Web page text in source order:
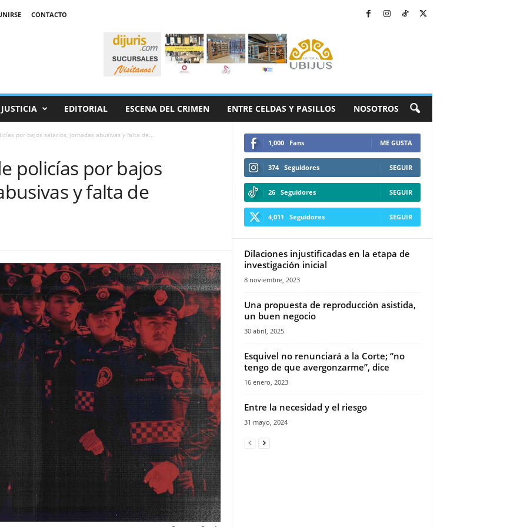
CONTACTO
JUSTICIA EDITORIAL ESCENA DEL CRIMEN ENTRE CELDAS Y PASILLOS NOSOTROS
por bajos salarios, jornadas abusivas y falta de...
policías por bajos
y falta de
1,000 Fans ME GUSTA
374 Seguidores SEGUIR
26 Seguidores SEGUIR
4,011 Seguidores SEGUIR
Dilaciones injustificadas en la etapa de
investigación inicial
8 noviembre, 2023
Una propuesta de reproducción asistida,
un buen negocio
30 abril, 2025
Esquivel no renunciará a la Corte; “no
tengo de que avergonzarme”, dice
16 enero, 2023
Entre la necesidad y el riesgo
31 mayo, 2024